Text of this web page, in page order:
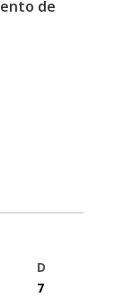
de
D
7